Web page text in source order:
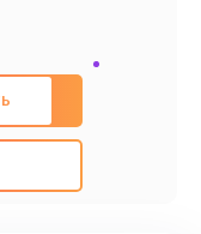
и
ремонт с
а
предоставить